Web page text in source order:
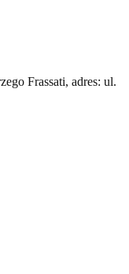
Frassati, adres: ul.